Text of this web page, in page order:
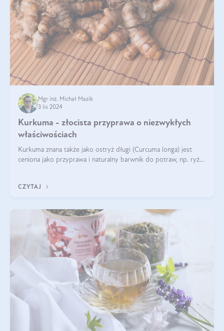
Mgr inż. Michał Mazik
3 lis 2024
Kurkuma - złocista przyprawa o niezwykłych
właściwościach
Kurkuma znana także jako ostryż długi (Curcuma longa) jest
ceniona jako przyprawa i naturalny barwnik do potraw, np. ryżu
CZYTAJ